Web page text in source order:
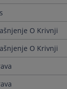
O Krivnji
O Krivnji